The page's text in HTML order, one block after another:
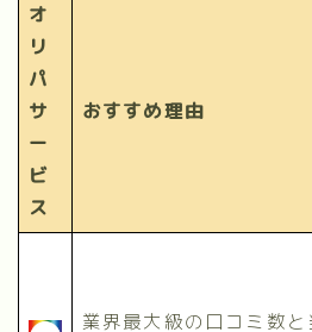
オ
リ
パ
サ
ー
ビ
ス
おすすめ理由
業界最大級の口コミ数と